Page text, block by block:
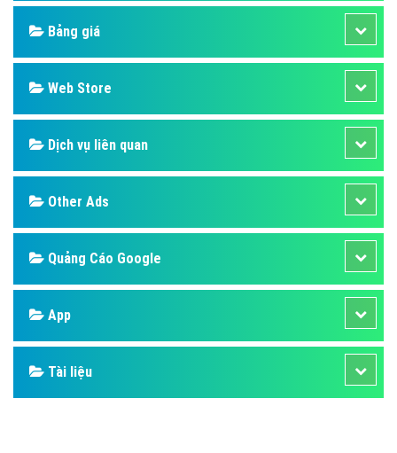
Bảng giá
Web Store
Dịch vụ liên quan
Other Ads
Quảng Cáo Google
App
Tài liệu